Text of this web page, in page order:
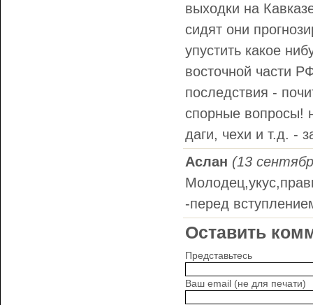
выходки на
сидят они
упустить какое
восточной части
последствия -
спорные вопросы!
даги, чехи и т.д. -
Аслан (13
-перед
Оставить
Представьтесь
Ваш email (не для печати)